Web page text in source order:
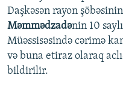
Auto 240p
720p
Daşkəsən rayon
Məmmədzadənin 10
Müəssisəsində cərimə
və buna etiraz olaraq
bildirilir.